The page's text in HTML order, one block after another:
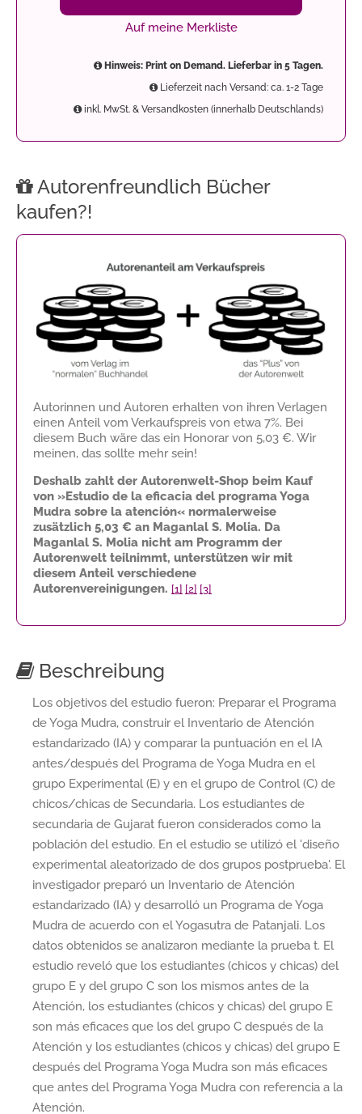
Auf meine Merkliste
Hinweis: Print on Demand. Lieferbar in 5 Tagen.
Lieferzeit nach Versand: ca. 1-2 Tage
inkl. MwSt. & Versandkosten (innerhalb Deutschlands)
Autorenfreundlich Bücher
kaufen?!
Autorinnen und Autoren erhalten von ihren Verlagen
einen Anteil vom Verkaufspreis von etwa 7%. Bei
diesem Buch wäre das ein Honorar von 5,03 €. Wir
meinen, das sollte mehr sein!
Deshalb zahlt der Autorenwelt-Shop beim Kauf
von »Estudio de la eficacia del programa Yoga
Mudra sobre la atención« normalerweise
zusätzlich 5,03 € an Maganlal S. Molia. Da
Maganlal S. Molia nicht am Programm der
Autorenwelt teilnimmt, unterstützen wir mit
diesem Anteil verschiedene
Autorenvereinigungen. [1] [2] [3]
Beschreibung
Los objetivos del estudio fueron: Preparar el Programa
de Yoga Mudra, construir el Inventario de Atención
estandarizado (IA) y comparar la puntuación en el IA
antes/después del Programa de Yoga Mudra en el
grupo Experimental (E) y en el grupo de Control (C) de
chicos/chicas de Secundaria. Los estudiantes de
secundaria de Gujarat fueron considerados como la
población del estudio. En el estudio se utilizó el 'diseño
experimental aleatorizado de dos grupos postprueba'. El
investigador preparó un Inventario de Atención
estandarizado (IA) y desarrolló un Programa de Yoga
Mudra de acuerdo con el Yogasutra de Patanjali. Los
datos obtenidos se analizaron mediante la prueba t. El
estudio reveló que los estudiantes (chicos y chicas) del
grupo E y del grupo C son los mismos antes de la
Atención, los estudiantes (chicos y chicas) del grupo E
son más eficaces que los del grupo C después de la
Atención y los estudiantes (chicos y chicas) del grupo E
después del Programa Yoga Mudra son más eficaces
que antes del Programa Yoga Mudra con referencia a la
Atención.